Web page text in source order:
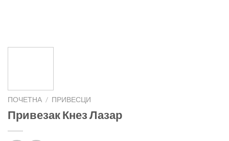
ПОЧЕТНА / ПРИВЕСЦИ
Привезак Кнез Лазар